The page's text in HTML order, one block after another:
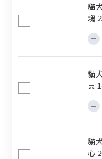
貓
塊
貓
貝
貓
心